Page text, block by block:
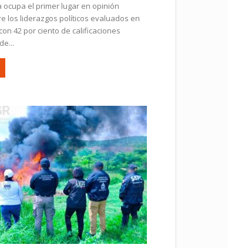
ocupa el primer lugar en opinión
los liderazgos políticos evaluados en
42 por ciento de calificaciones